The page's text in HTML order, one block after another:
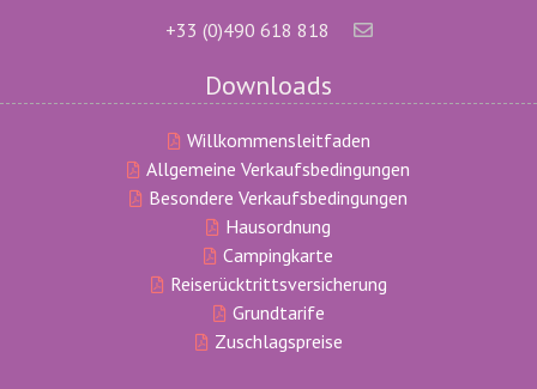
+33 (0)490 618 818
Downloads
Willkommensleitfaden
Allgemeine Verkaufsbedingungen
Besondere Verkaufsbedingungen
Hausordnung
Campingkarte
Reiserücktrittsversicherung
Grundtarife
Zuschlagspreise